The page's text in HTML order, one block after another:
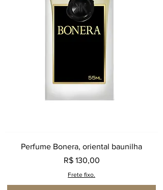
Perfume Bonera, oriental baunilha
Preço
R$ 130,00
Frete fixo.